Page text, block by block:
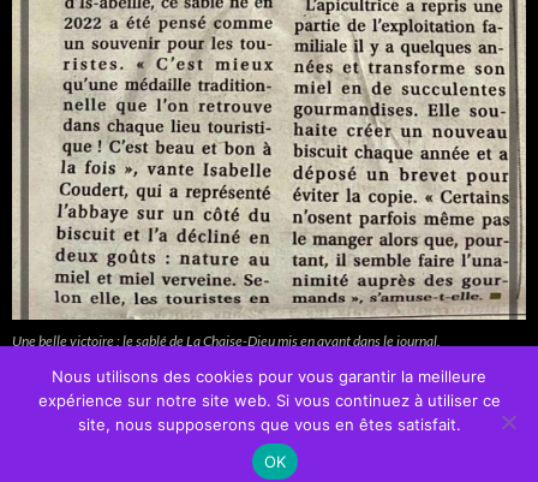
Une belle victoire : le sablé de La Chaise-Dieu mis en avant dans le journal.
Nous utilisons des cookies pour vous garantir la meilleure
expérience sur notre site web. Si vous continuez à utiliser ce
site, nous supposerons que vous en êtes satisfait.
OK